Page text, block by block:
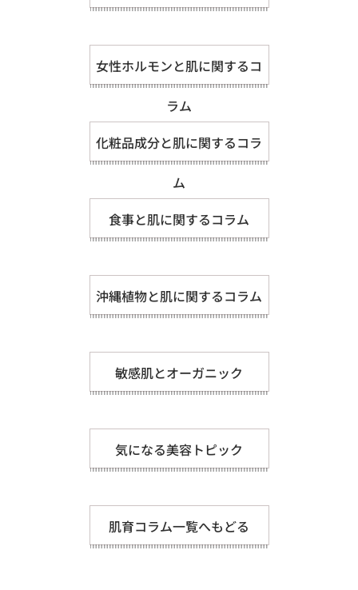
女性ホルモンと肌に関するコ
ラム
化粧品成分と肌に関するコラ
ム
食事と肌に関するコラム
沖縄植物と肌に関するコラム
敏感肌とオーガニック
気になる美容トピック
肌育コラム一覧へもどる